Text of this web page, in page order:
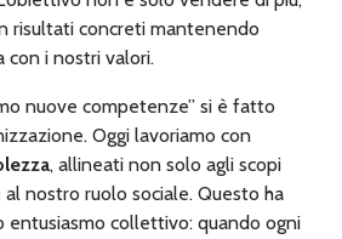
risultati concreti mantenendo
con i nostri valori.
nuove competenze” si è fatto
Oggi lavoriamo con
, allineati non solo agli scopi
al nostro ruolo sociale. Questo ha
entusiasmo collettivo: quando ogni